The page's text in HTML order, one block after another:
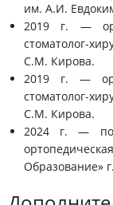
им. А.И.
2019 г. —
стоматолог-
С.М. Кирова.
2019 г. —
стоматолог-
С.М. Кирова.
2024 г. —
Образование»